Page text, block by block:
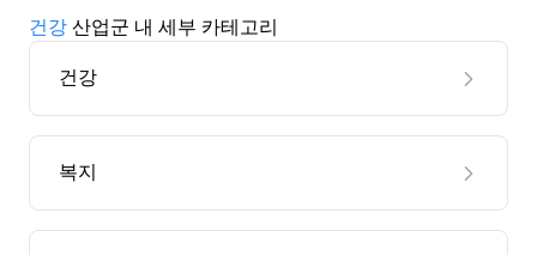
건강 산업군 내 세부 카테고리
건강
복지